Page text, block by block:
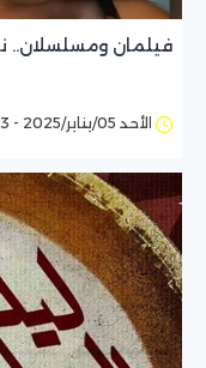
فيلمان ومسلسلان..
الأحد 05/يناير/2025 - 01:13 م